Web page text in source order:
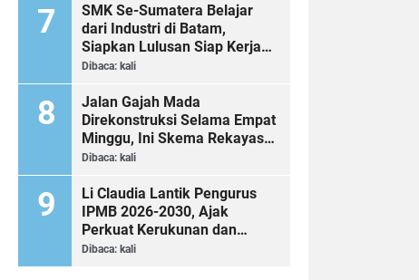
SMK Se-Sumatera Belajar
dari Industri di Batam,
Siapkan Lulusan Siap Kerja
Era Digital
Dibaca: kali
Jalan Gajah Mada
Direkonstruksi Selama Empat
Minggu, Ini Skema Rekayasa
Lalu Lintasnya
Dibaca: kali
Li Claudia Lantik Pengurus
IPMB 2026-2030, Ajak
Perkuat Kerukunan dan
Sinergi dengan Pemko Batam
Dibaca: kali